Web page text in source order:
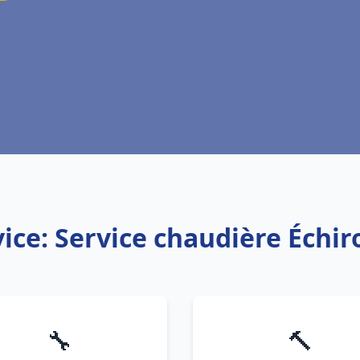
Service chaudière
🔧 🔨